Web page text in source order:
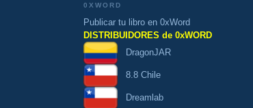
0XWORD
Publicar tu libro en 0xWord
DISTRIBUIDORES de 0xWORD
DragonJAR
8.8 Chile
Dreamlab